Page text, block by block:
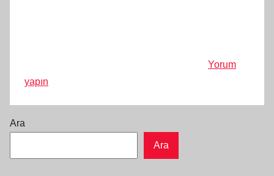
Yorum
yapın
Ara
Ara